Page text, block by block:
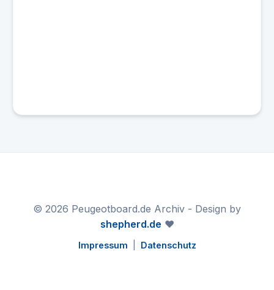
© 2026 Peugeotboard.de Archiv - Design by
shepherd.de ❤️
Impressum Datenschutz